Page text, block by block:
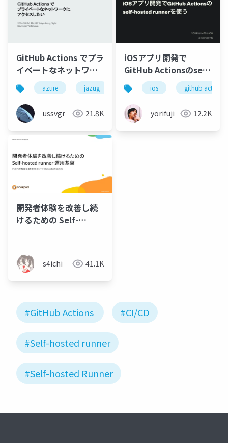
GitHub Actions でプラ
イベートなネットワー
クにアクセスしたい
azure jazug
ussvgr 21.8K
iOSアプリ開発で
GitHub Actionsのself-
hosted runnerを使う
ios github actions
yorifuji 12.2K
開発者体験を改善し続
けるための Self-
s4ichi 41.1K
#GitHub Actions #CI/CD
#Self-hosted runner
#Self-hosted Runner